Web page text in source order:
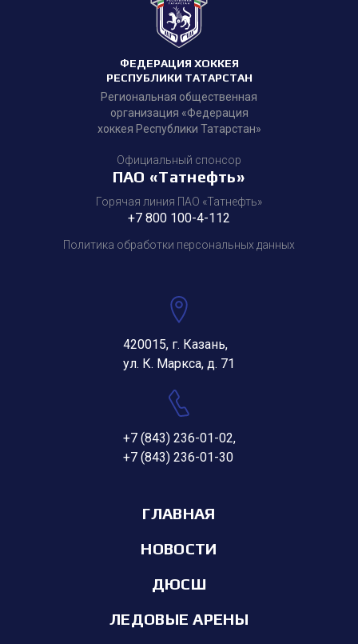
ФЕДЕРАЦИЯ ХОККЕЯ
РЕСПУБЛИКИ ТАТАРСТАН
Региональная общественная
организация «Федерация
хоккея Республики Татарстан»
Официальный спонсор
ПАО «Татнефть»
Горячая линия ПАО «Татнефть»
+7 800 100-4-112
Политика обработки персональных данных
420015, г. Казань,
ул. К. Маркса, д. 71
+7 (843) 236-01-02,
+7 (843) 236-01-30
ГЛАВНАЯ
НОВОСТИ
ДЮСШ
ЛЕДОВЫЕ АРЕНЫ